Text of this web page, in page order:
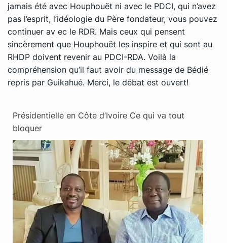
jamais été avec Houphouët ni avec le PDCI, qui n’avez
pas l’esprit, l’idéologie du Père fondateur, vous pouvez
continuer av ec le RDR. Mais ceux qui pensent
sincèrement que Houphouët les inspire et qui sont au
RHDP doivent revenir au PDCI-RDA. Voilà la
compréhension qu’il faut avoir du message de Bédié
repris par Guikahué. Merci, le débat est ouvert!
Présidentielle en Côte d’Ivoire Ce qui va tout
bloquer